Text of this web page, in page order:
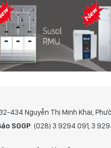
434 Nguyễn Thị Minh Khai,
SGGP: (028) 3.9294.091,